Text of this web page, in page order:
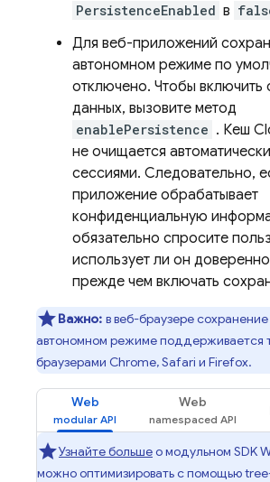
PersistenceEnabled в
Для веб-приложений
автономном режиме по
отключено. Чтобы включить
данных, вызовите метод
enablePersistence . Кеш
не очищается
сессиями. Следовательно,
приложение обрабатывает
конфиденциальную
обязательно спросите
использует ли он
прежде чем включать
Важно: в веб-браузере
автономном режиме поддерживается
браузерами Chrome, Safari и Firefox.
Web Web
Узнайте большео модульном SDK
можно оптимизировать с помощью